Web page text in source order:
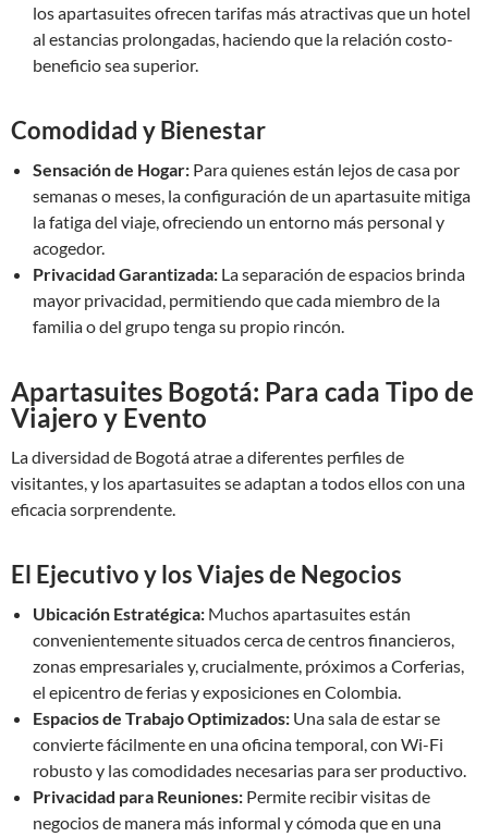
los apartasuites ofrecen tarifas más atractivas que un hotel
al estancias prolongadas, haciendo que la relación costo-
beneficio sea superior.
Comodidad y Bienestar
Sensación de Hogar: Para quienes están lejos de casa por
semanas o meses, la configuración de un apartasuite mitiga
la fatiga del viaje, ofreciendo un entorno más personal y
acogedor.
Privacidad Garantizada: La separación de espacios brinda
mayor privacidad, permitiendo que cada miembro de la
familia o del grupo tenga su propio rincón.
Apartasuites Bogotá: Para cada Tipo de
Viajero y Evento
La diversidad de Bogotá atrae a diferentes perfiles de
visitantes, y los apartasuites se adaptan a todos ellos con una
eficacia sorprendente.
El Ejecutivo y los Viajes de Negocios
Ubicación Estratégica: Muchos apartasuites están
convenientemente situados cerca de centros financieros,
zonas empresariales y, crucialmente, próximos a Corferias,
el epicentro de ferias y exposiciones en Colombia.
Espacios de Trabajo Optimizados: Una sala de estar se
convierte fácilmente en una oficina temporal, con Wi-Fi
robusto y las comodidades necesarias para ser productivo.
Privacidad para Reuniones: Permite recibir visitas de
negocios de manera más informal y cómoda que en una